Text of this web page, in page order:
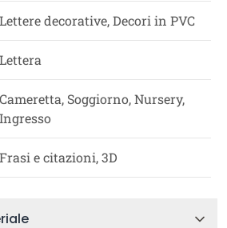
Lettere decorative, Decori in PVC
Lettera
Cameretta, Soggiorno, Nursery,
Ingresso
Frasi e citazioni, 3D